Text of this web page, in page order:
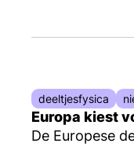
Europa kiest
De Europese
deeltjesfysica